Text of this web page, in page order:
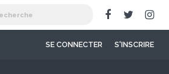
SE CONNECTER S'INSCRIRE